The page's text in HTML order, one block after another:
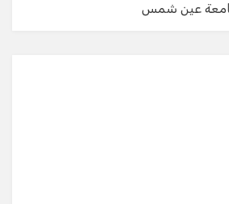
جامعة عين شمس